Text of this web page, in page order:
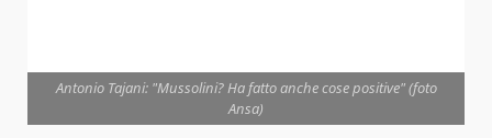
Antonio Tajani: "Mussolini? Ha fatto anche cose positive" (foto
Ansa)